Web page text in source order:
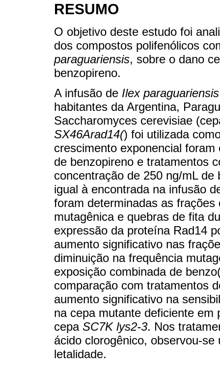
RESUMO
O objetivo deste estudo foi
dos compostos polifenólicos
paraguariensis, sobre o dano
benzopireno.
A infusão de Ilex paraguariensis
habitantes da Argentina,
Saccharomyces cerevisiae
SX46Arad14() foi utilizada
crescimento exponencial
de benzopireno e tratamentos
concentração de 250 ng/mL
igual à encontrada na infusão
foram determinadas as
mutagênica e quebras de fita
expressão da proteína Rad14
aumento significativo nas
diminuição na frequência
exposição combinada de
comparação com tratamentos
aumento significativo na
na cepa mutante deficiente
cepa SC7K lys2-3. Nos
ácido clorogênico, observou-
letalidade.